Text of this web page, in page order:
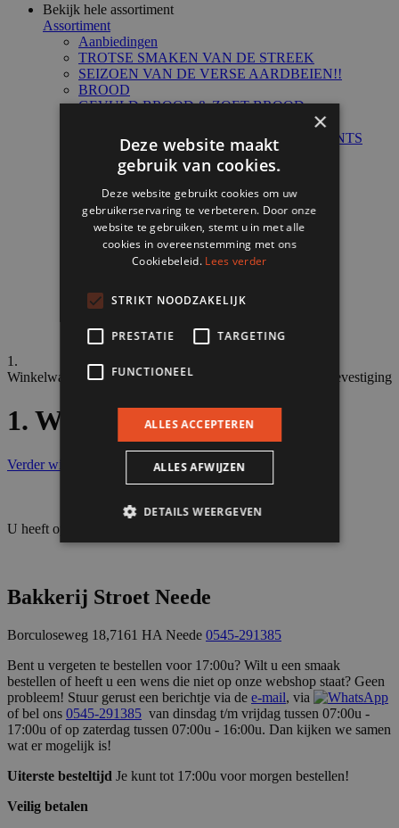
Bekijk hele assortiment
Assortiment
Aanbiedingen
TROTSE SMAKEN VAN DE STREEK
SEIZOEN VAN DE VERSE AARDBEIEN!!
BROOD
GEVULD BROOD & ZOET BROOD
DIVERSE HARDE BOLLEN & CROISSANTS
STOKBRODEN
SNACKS (warm/koud)
CRACKERS, ROGGEBROOD & OVERIG
VLAAIEN & SLOFFEN
TAART & SCHNITT
ALLE GEBAK
KLEINE & MINI GEBAKJES
GEBAK | ALLERGIE/DIEET
CHOCOLADE & BONBONS
ALLERGIE / DIEET
1.
Winkelwagen
2.
KlantgegevensLevering
Bevestiging
1. Winkelwagen
Verder winkelen
U heeft op dit moment niets in uw winkelwagen.
Bakkerij Stroet Neede
Borculoseweg 18,7161 HA Neede 0545-291385
Bent u vergeten te bestellen voor 17:00u? Wilt u een smaak
bestellen of heeft u een wens die niet op onze webshop staat? Geen
probleem! Stuur gerust een berichtje via de e-mail, via
of bel ons 0545-291385 van dinsdag t/m vrijdag tussen 07:00u -
17:00u of op zaterdag tussen 07:00u - 16:00u. Dan kijken we samen
wat er mogelijk is!
Uiterste besteltijd Je kunt tot 17:00u voor morgen bestellen!
Veilig betalen
×
Deze website maakt
gebruik van cookies.
Deze website gebruikt cookies om uw
gebruikerservaring te verbeteren. Door onze
website te gebruiken, stemt u in met alle
cookies in overeenstemming met ons
Cookiebeleid. Lees verder
STRIKT NOODZAKELIJK
PRESTATIE TARGETING
FUNCTIONEEL
ALLES ACCEPTEREN
ALLES AFWIJZEN
DETAILS WEERGEVEN
Targeting
Functioneel
Strikt noodzakelijke cookies maken de
zoals gebruikersaanmelding en accountbeheer.
De website kan niet goed worden gebruikt
zonder de strikt noodzakelijke cookies.
Naam
Aanbieder / Domein Vervaldatum
ASP.NET_SessionId
www.bakkerijstroet.nl